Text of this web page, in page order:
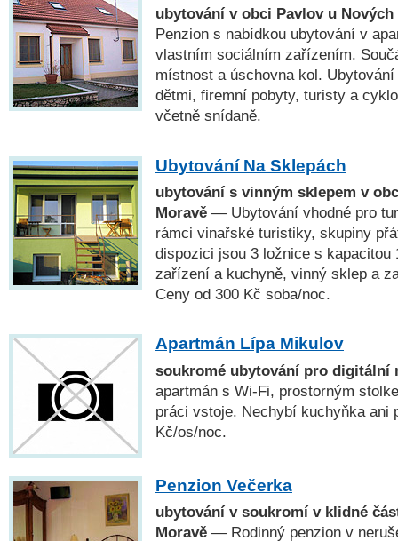
ubytování v obci Pavlov u Nových
Penzion s nabídkou ubytování v
vlastním sociálním zařízením.
místnost a úschovna kol.
dětmi, firemní pobyty, turisty a
včetně snídaně.
Ubytování Na Sklepách
ubytování s vinným sklepem v
Moravě — Ubytování vhodné pro
rámci vinařské turistiky, skupiny
dispozici jsou 3 ložnice s
zařízení a kuchyně, vinný sklep a
Ceny od 300 Kč soba/noc.
Apartmán Lípa Mikulov
soukromé ubytování pro digitální
apartmán s Wi-Fi, prostorným
práci vstoje. Nechybí kuchyňka ani
Kč/os/noc.
Penzion Večerka
ubytování v soukromí v klidné
Moravě — Rodinný penzion v